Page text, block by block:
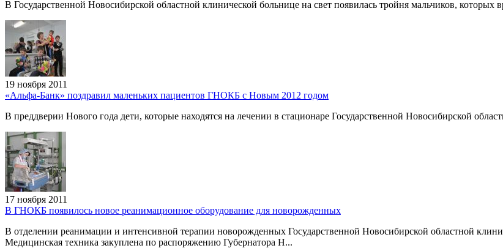
В Государственной Новосибирской областной клинической больнице на свет появилась тройня мальчиков, которых
19 ноября 2011
«Альфа-Банк» поздравил маленьких пациентов ГНОКБ с Новым 2012 годом
В преддверии Нового года дети, которые находятся на лечении в стационаре Государственной Новосибирской
17 ноября 2011
В ГНОКБ появилось новое реанимационное оборудование для новорожденных
В отделении реанимации и интенсивной терапии новорожденных Государственной Новосибирской областной
Медицинская техника закуплена по распоряжению Губернатора Н...